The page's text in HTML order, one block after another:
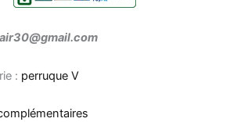
: perruque V